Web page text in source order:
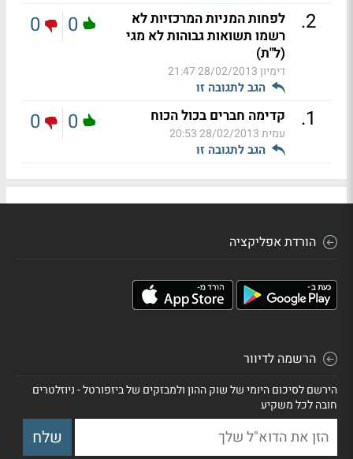
2
.
לפחות המניות המרכזיות לא
רשמו תשואות גבוהות לא מגי
(ל"ת)
דימיון28/02/2013 21:47
הגב לתגובה זו
0
0
1
. קדימה חברים בכול הכוח
עמית28/02/2013 20:53
הגב לתגובה זו
0
0
הורדת אפליקציה
הרשמה לדיוור
הירשם לסיכום היומי של שוק ההון ולמבזקים של ביזפורטל - ניוזלטרים
חובה לכל משקיע